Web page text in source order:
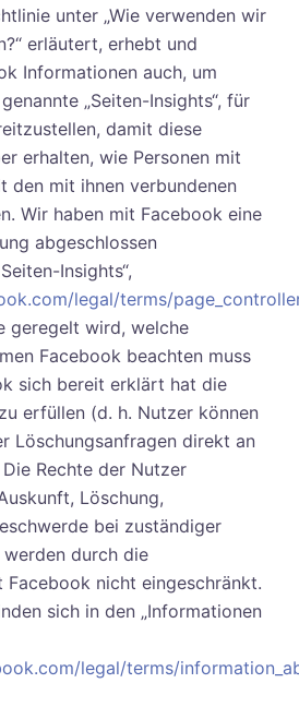
unter „Wie verwenden wir
erläutert, erhebt und
Informationen auch, um
„Seiten-Insights“, für
damit diese
erhalten, wie Personen mit
den mit ihnen verbundenen
Wir haben mit Facebook eine
abgeschlossen
Insights“,
legal/terms/
geregelt wird, welche
Facebook beachten muss
sich bereit erklärt hat die
erfüllen (d. h. Nutzer können
Löschungsanfragen direkt an
Rechte der Nutzer
Löschung,
bei zuständiger
durch die
Facebook nicht eingeschränkt.
sich in den „Informationen
legal/terms/